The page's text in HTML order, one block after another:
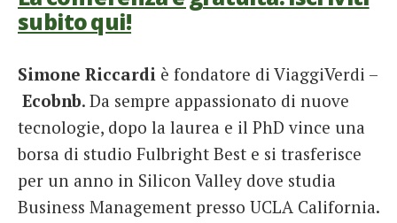
subito qui!
Simone Riccardi è fondatore di ViaggiVerdi –
Ecobnb. Da sempre appassionato di nuove
tecnologie, dopo la laurea e il PhD vince una
borsa di studio Fulbright Best e si trasferisce
per un anno in Silicon Valley dove studia
Business Management presso UCLA California.